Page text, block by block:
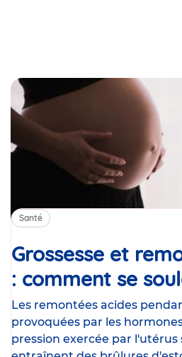
Santé
Grossesse et
: comment se
Les remontées acides
provoquées par les
pression exercée par l'utérus